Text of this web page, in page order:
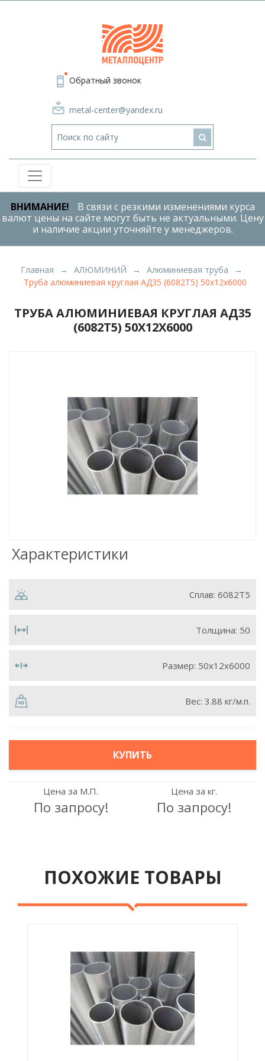
Обратный звонок
metal-center@yandex.ru
ВНИМАНИЕ!
В связи с резкими изменениями курса
валют цены на сайте могут быть не актуальными. Цену
и наличие акции уточняйте у менеджеров.
Главная АЛЮМИНИЙ
Алюминиевая труба
Труба алюминиевая круглая АД35 (6082Т5) 50х12х6000
ТРУБА АЛЮМИНИЕВАЯ КРУГЛАЯ АД35
(6082Т5) 50Х12Х6000
Характеристики
Сплав: 6082Т5
Толщина: 50
Размер: 50х12х6000
Вес: 3.88 кг/м.п.
КУПИТЬ
Цена за М.П.
По запросу!
Цена за кг.
По запросу!
ПОХОЖИЕ ТОВАРЫ